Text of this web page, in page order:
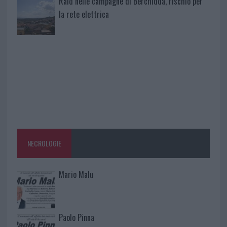
la rete elettrica
NECROLOGIE
Mario Malu
Paolo Pinna